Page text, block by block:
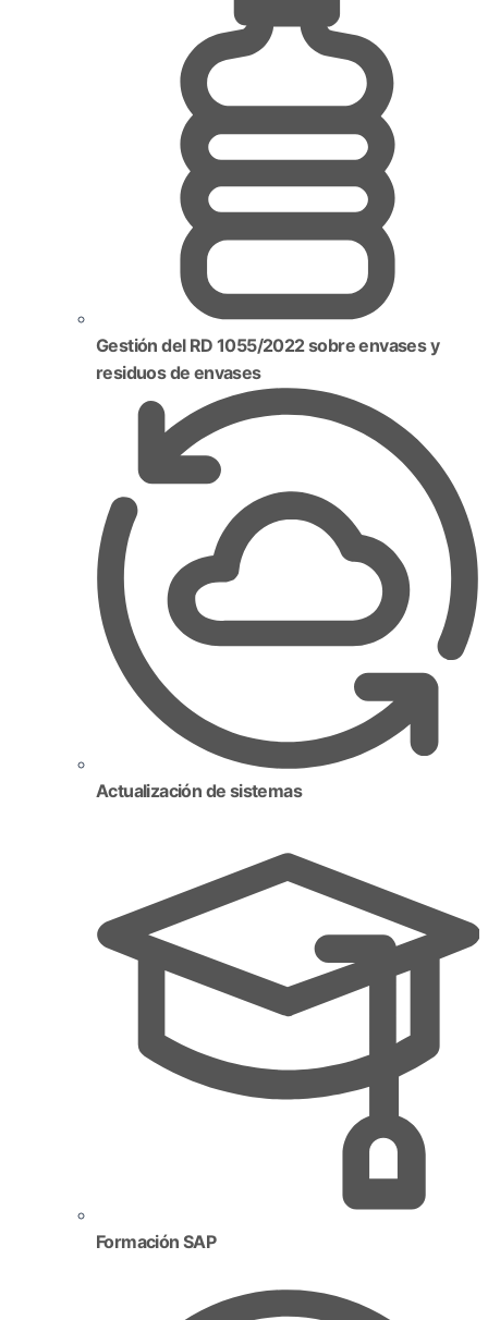
Gestión del RD 1055/2022 sobre envases y
residuos de envases
Actualización de sistemas
Formación SAP